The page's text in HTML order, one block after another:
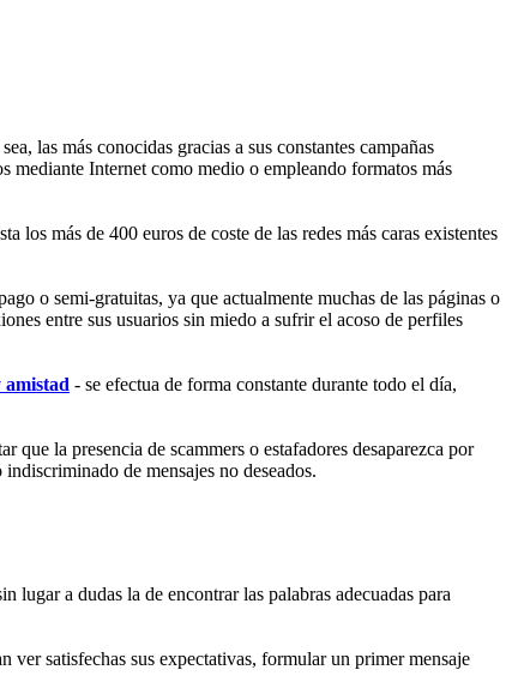
las más conocidas gracias a sus constantes campañas
mediante Internet como medio o empleando formatos más
los más de 400 euros de coste de las redes más caras existentes
o semi-gratuitas, ya que actualmente muchas de las páginas o
entre sus usuarios sin miedo a sufrir el acoso de perfiles
- se efectua de forma constante durante todo el día,
la presencia de scammers o estafadores desaparezca por
de mensajes no deseados.
lugar a dudas la de encontrar las palabras adecuadas para
ver satisfechas sus expectativas, formular un primer mensaje